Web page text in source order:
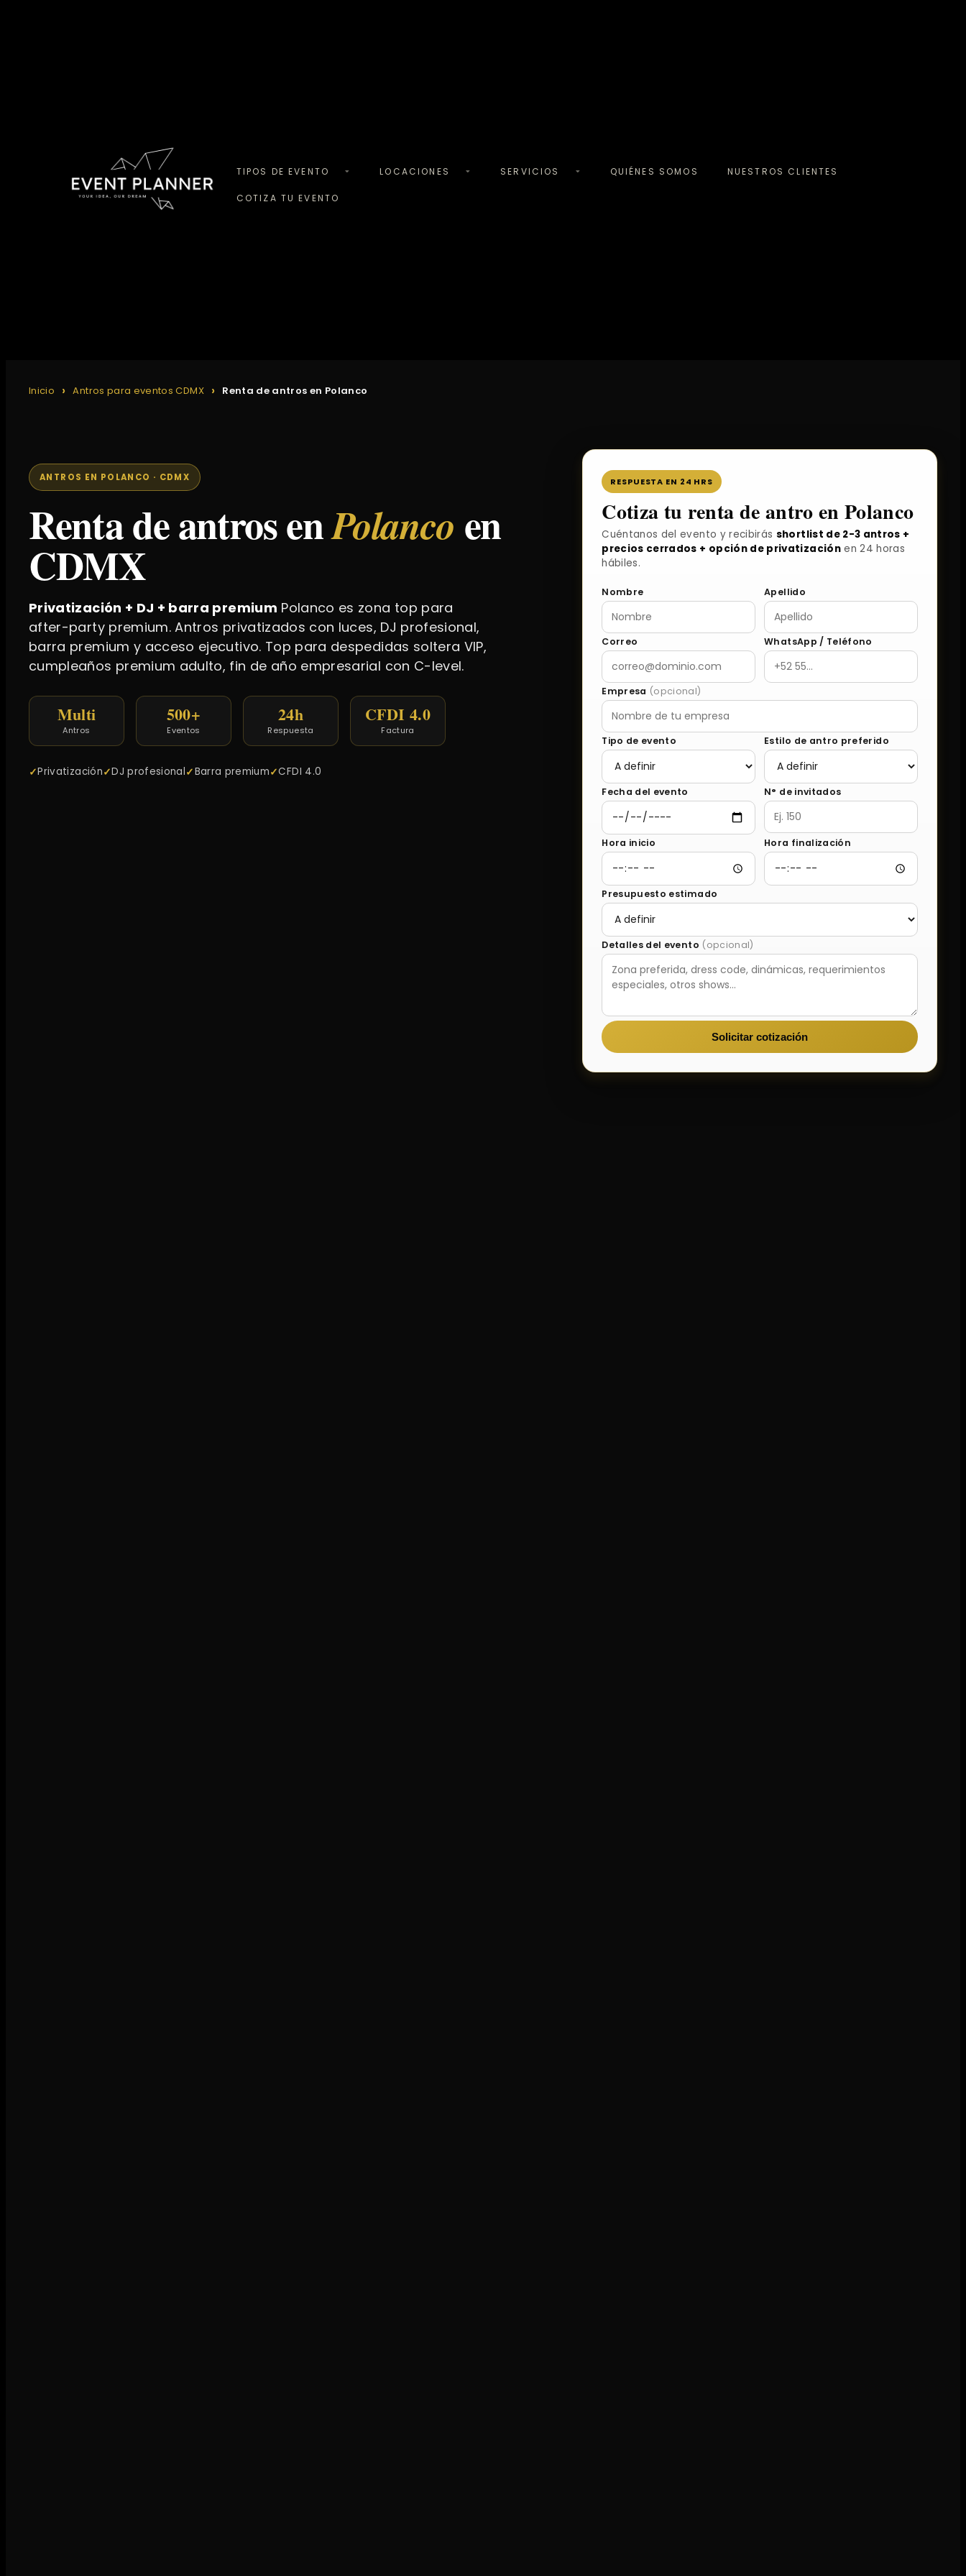
TIPOS DE EVENTO LOCACIONES SERVICIOS QUIÉNES SOMOS NUESTROS CLIENTES
COTIZA TU EVENTO
Inicio Antros para eventos CDMX Renta de antros en Polanco
ANTROS EN POLANCO · CDMX
Renta de antros enPolanco en
CDMX
Privatización + DJ + barra premium Polanco es zona top para
after-party premium. Antros privatizados con luces, DJ profesional,
barra premium y acceso ejecutivo. Top para despedidas soltera VIP,
cumpleaños premium adulto, fin de año empresarial con C-level.
Multi
Antros
500+
Eventos
24h
Respuesta
CFDI 4.0
Factura
Privatización DJ profesional Barra premium CFDI 4.0
RESPUESTA EN 24 HRS
Cotiza tu renta de antro en Polanco
Cuéntanos del evento y recibirás shortlist de 2-3 antros +
precios cerrados + opción de privatizaciónen 24 horas
hábiles.
Nombre Apellido
Correo WhatsApp / Teléfono
Empresa (opcional)
Tipo de evento Estilo de antro preferido
Fecha del evento N° de invitados
Hora inicio Hora finalización
Presupuesto estimado
Detalles del evento (opcional)
Solicitar cotización